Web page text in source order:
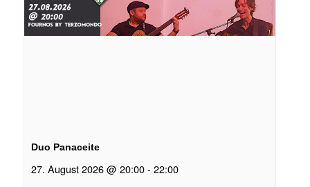
Duo Panaceite
27. August 2026 @ 20:00 - 22:00